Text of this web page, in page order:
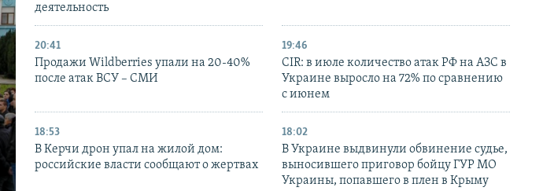
деятельность
20:41
Продажи Wildberries упали на 20-40%
после атак ВСУ – СМИ
19:46
CIR: в июле количество атак РФ на АЗС в
Украине выросло на 72% по сравнению
с июнем
18:53
В Керчи дрон упал на жилой дом:
российские власти сообщают о жертвах
18:02
В Украине выдвинули обвинение судье,
выносившего приговор бойцу ГУР МО
Украины, попавшего в плен в Крыму